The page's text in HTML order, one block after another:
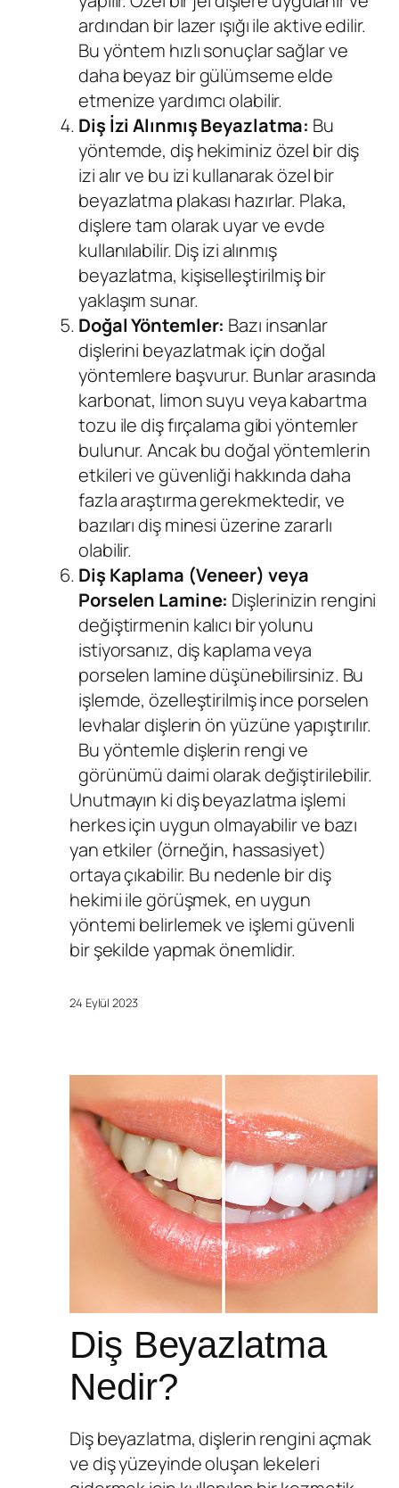
ardından bir lazer ışığı ile aktive edilir.
Bu yöntem hızlı sonuçlar sağlar ve
daha beyaz bir gülümseme elde
etmenize yardımcı olabilir.
Diş İzi Alınmış Beyazlatma: Bu
yöntemde, diş hekiminiz özel bir diş
izi alır ve bu izi kullanarak özel bir
beyazlatma plakası hazırlar. Plaka,
dişlere tam olarak uyar ve evde
kullanılabilir. Diş izi alınmış
beyazlatma, kişiselleştirilmiş bir
yaklaşım sunar.
Doğal Yöntemler: Bazı insanlar
dişlerini beyazlatmak için doğal
yöntemlere başvurur. Bunlar arasında
karbonat, limon suyu veya kabartma
tozu ile diş fırçalama gibi yöntemler
bulunur. Ancak bu doğal yöntemlerin
etkileri ve güvenliği hakkında daha
fazla araştırma gerekmektedir, ve
bazıları diş minesi üzerine zararlı
olabilir.
Diş Kaplama (Veneer) veya
Porselen Lamine: Dişlerinizin rengini
değiştirmenin kalıcı bir yolunu
istiyorsanız, diş kaplama veya
porselen lamine düşünebilirsiniz. Bu
işlemde, özelleştirilmiş ince porselen
levhalar dişlerin ön yüzüne yapıştırılır.
Bu yöntemle dişlerin rengi ve
görünümü daimi olarak değiştirilebilir.
Unutmayın ki diş beyazlatma işlemi
herkes için uygun olmayabilir ve bazı
yan etkiler (örneğin, hassasiyet)
ortaya çıkabilir. Bu nedenle birdiş
hekimiile görüşmek, en uygun
yöntemi belirlemek ve işlemi güvenli
bir şekilde yapmak önemlidir.
24 Eylül 2023
Diş Beyazlatma
Nedir?
Diş beyazlatma, dişlerin rengini açmak
ve diş yüzeyinde oluşan lekeleri